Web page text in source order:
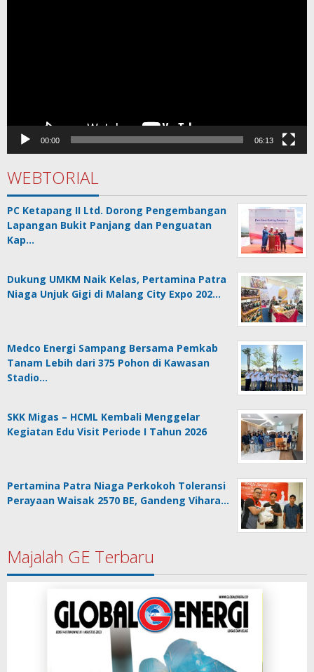
00:00 06:13
WEBTORIAL
PC Ketapang II Ltd. Dorong Pengembangan
Lapangan Bukit Panjang dan Penguatan
Kap…
Dukung UMKM Naik Kelas, Pertamina Patra
Niaga Unjuk Gigi di Malang City Expo 202…
Medco Energi Sampang Bersama Pemkab
Tanam Lebih dari 375 Pohon di Kawasan
Stadio…
SKK Migas – HCML Kembali Menggelar
Kegiatan Edu Visit Periode I Tahun 2026
Pertamina Patra Niaga Perkokoh Toleransi
Perayaan Waisak 2570 BE, Gandeng Vihara…
Majalah GE Terbaru